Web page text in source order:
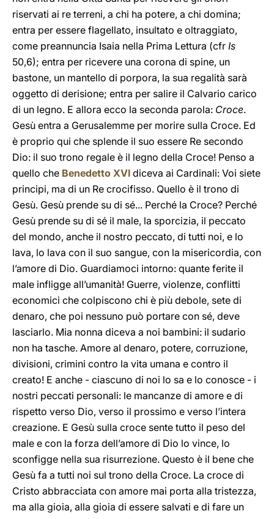
riservati ai re terreni, a chi ha potere, a chi domina;
entra per essere flagellato, insultato e oltraggiato,
come preannuncia Isaia nella Prima Lettura (cfr Is
50,6); entra per ricevere una corona di spine, un
bastone, un mantello di porpora, la sua regalità sarà
oggetto di derisione; entra per salire il Calvario carico
di un legno. E allora ecco la seconda parola: Croce.
Gesù entra a Gerusalemme per morire sulla Croce. Ed
è proprio qui che splende il suo essere Re secondo
Dio: il suo trono regale è il legno della Croce! Penso a
quello che Benedetto XVI diceva ai Cardinali: Voi siete
principi, ma di un Re crocifisso. Quello è il trono di
Gesù. Gesù prende su di sé... Perché la Croce? Perché
Gesù prende su di sé il male, la sporcizia, il peccato
del mondo, anche il nostro peccato, di tutti noi, e lo
lava, lo lava con il suo sangue, con la misericordia, con
l’amore di Dio. Guardiamoci intorno: quante ferite il
male infligge all’umanità! Guerre, violenze, conflitti
economici che colpiscono chi è più debole, sete di
denaro, che poi nessuno può portare con sé, deve
lasciarlo. Mia nonna diceva a noi bambini: il sudario
non ha tasche. Amore al denaro, potere, corruzione,
divisioni, crimini contro la vita umana e contro il
creato! E anche - ciascuno di noi lo sa e lo conosce - i
nostri peccati personali: le mancanze di amore e di
rispetto verso Dio, verso il prossimo e verso l’intera
creazione. E Gesù sulla croce sente tutto il peso del
male e con la forza dell’amore di Dio lo vince, lo
sconfigge nella sua risurrezione. Questo è il bene che
Gesù fa a tutti noi sul trono della Croce. La croce di
Cristo abbracciata con amore mai porta alla tristezza,
ma alla gioia, alla gioia di essere salvati e di fare un